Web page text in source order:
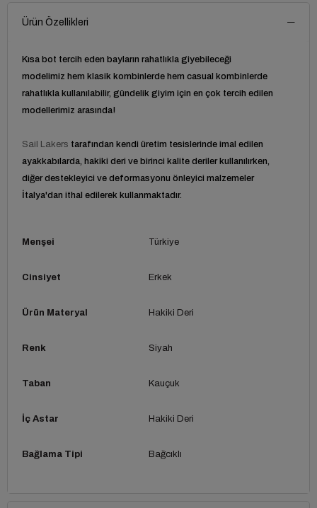
Ürün Özellikleri
Kısa bot tercih eden bayların rahatlıkla giyebileceği
modelimiz hem klasik kombinlerde hem casual kombinlerde
rahatlıkla kullanılabilir, gündelik giyim için en çok tercih edilen
modellerimiz arasında!
Sail Lakers tarafından kendi üretim tesislerinde imal edilen
ayakkabılarda, hakiki deri ve birinci kalite deriler kullanılırken,
diğer destekleyici ve deformasyonu önleyici malzemeler
İtalya'dan ithal edilerek kullanmaktadır.
Menşei Türkiye
Cinsiyet Erkek
Ürün Materyal Hakiki Deri
Renk Siyah
Taban Kauçuk
İç Astar Hakiki Deri
Bağlama Tipi Bağcıklı